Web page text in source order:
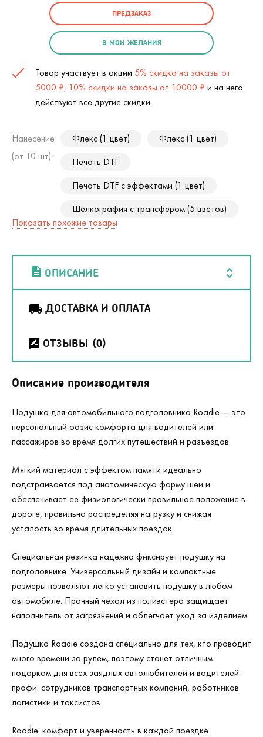
ПРЕДЗАКАЗ
В МОИ ЖЕЛАНИЯ
Товар участвует в акции 5% скидка на заказы от
5000 ₽, 10% скидки на заказы от 10000 ₽ и на него
действуют все другие скидки.
Нанесение
(от 10 шт):
Флекс (1 цвет)
Флекс (1 цвет)
Печать DTF
Печать DTF с эффектами (1 цвет)
Шелкография с трансфером (5 цветов)
Показать похожие товары
ОПИСАНИЕ
ДОСТАВКА И ОПЛАТА
ОТЗЫВЫ (0)
Описание производителя
Подушка для автомобильного подголовника Roadie — это
персональный оазис комфорта для водителей или
пассажиров во время долгих путешествий и разъездов.
Мягкий материал с эффектом памяти идеально
подстраивается под анатомическую форму шеи и
обеспечивает ее физиологически правильное положение в
дороге, правильно распределяя нагрузку и снижая
усталость во время длительных поездок.
Специальная резинка надежно фиксирует подушку на
подголовнике. Универсальный дизайн и компактные
размеры позволяют легко установить подушку в любом
автомобиле. Прочный чехол из полиэстера защищает
наполнитель от загрязнений и облегчает уход за изделием.
Подушка Roadie создана специально для тех, кто проводит
много времени за рулем, поэтому станет отличным
подарком для всех заядлых автолюбителей и водителей-
профи: сотрудников транспортных компаний, работников
логистики и таксистов.
Roadie: комфорт и уверенность в каждой поездке.